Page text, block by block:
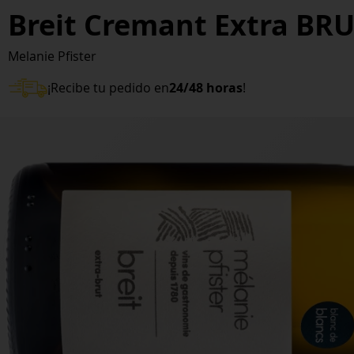
Breit Cremant Extra
Melanie Pfister
¡Recibe tu pedido en24/48 horas!